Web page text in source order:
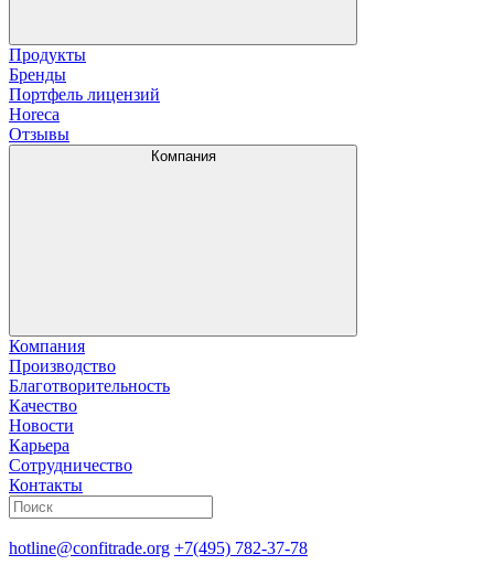
Продукты
Бренды
Портфель лицензий
Horeca
Отзывы
Компания
Компания
Производство
Благотворительность
Качество
Новости
Карьера
Сотрудничество
Контакты
hotline@confitrade.org +7(495) 782-37-78